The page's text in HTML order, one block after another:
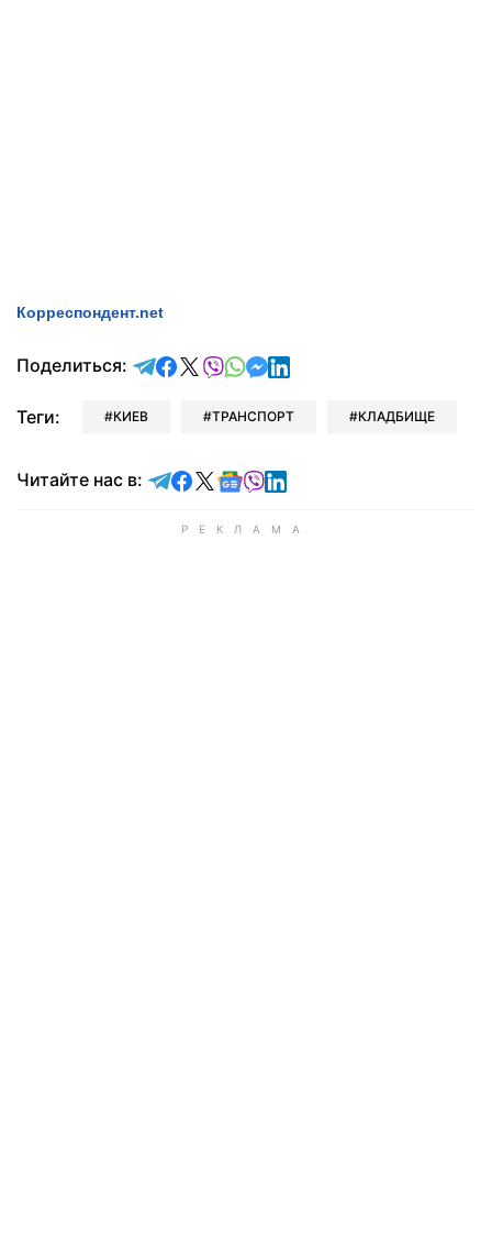
Корреспондент.net
Поделиться: отправить в Telegram
поделиться в Facebook
поделиться в X
отправить в Viber
отправить в Whatsapp
отправить в Messenger
отправить в LinkedIn
Теги: КИЕВ ТРАНСПОРТ КЛАДБИЩЕ
Читайте нас в: Читайте в Telegram
Читайте в Facebook
Читайте в X
Читайте в Google news
Читайте в Viber
Читайте в LinkedIn